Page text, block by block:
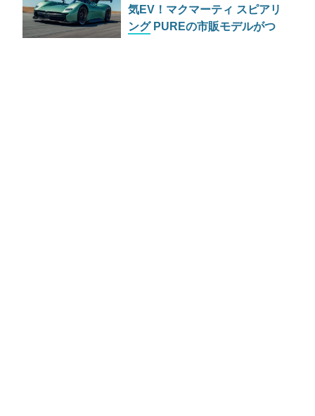
気EV！マクマーティ スピアリ
ング PUREの市販モデルがつ